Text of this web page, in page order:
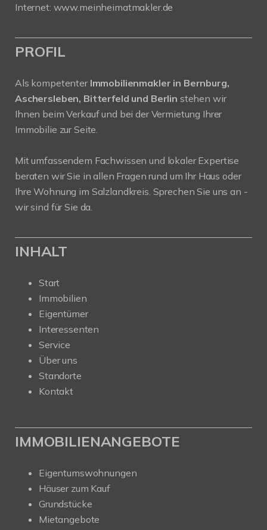
Internet: www.meinheimatmakler.de
PROFIL
Als kompetenter Immobilienmakler in Bernburg,
Aschersleben, Bitterfeld und Berlin stehen wir
Ihnen beim Verkauf und bei der Vermietung Ihrer
Immobilie zur Seite.
Mit umfassendem Fachwissen und lokaler Expertise
beraten wir Sie in allen Fragen rund um Ihr Haus oder
Ihre Wohnung im Salzlandkreis. Sprechen Sie uns an -
wir sind für Sie da.
INHALT
Start
Immobilien
Eigentümer
Interessenten
Service
Über uns
Standorte
Kontakt
IMMOBILIENANGEBOTE
Eigentumswohnungen
Häuser zum Kauf
Grundstücke
Mietangebote